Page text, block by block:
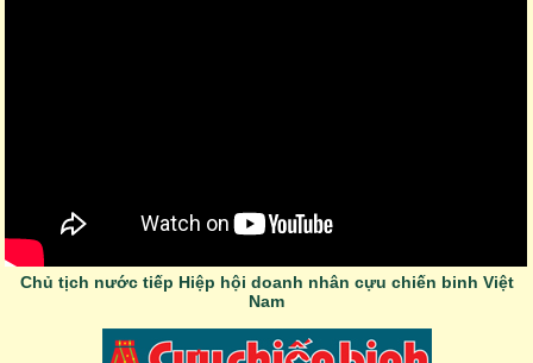
Chủ tịch nước tiếp Hiệp hội doanh nhân cựu chiến binh Việt
Nam